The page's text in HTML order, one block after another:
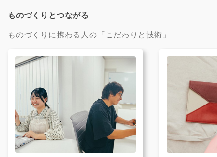
ものづくりとつながる
ものづくりに携わる人の「こだわりと技術」